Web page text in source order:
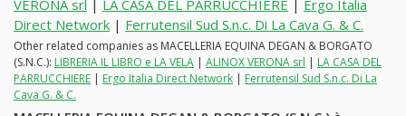
VERONA srl | LA CASA DEL PARRUCCHIERE | Ergo Italia
Direct Network | Ferrutensil Sud S.n.c. Di La Cava G. & C.
Other related companies as MACELLERIA EQUINA DEGAN & BORGATO
(S.N.C.): LIBRERIA IL LIBRO e LA VELA | ALINOX VERONA srl | LA CASA DEL
PARRUCCHIERE | Ergo Italia Direct Network | Ferrutensil Sud S.n.c. Di La
Cava G. & C.